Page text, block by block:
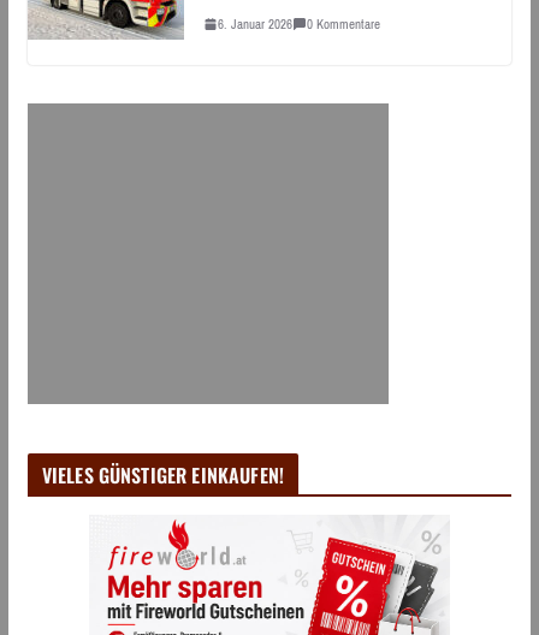
6. Januar 2026 0 Kommentare
VIELES GÜNSTIGER EINKAUFEN!